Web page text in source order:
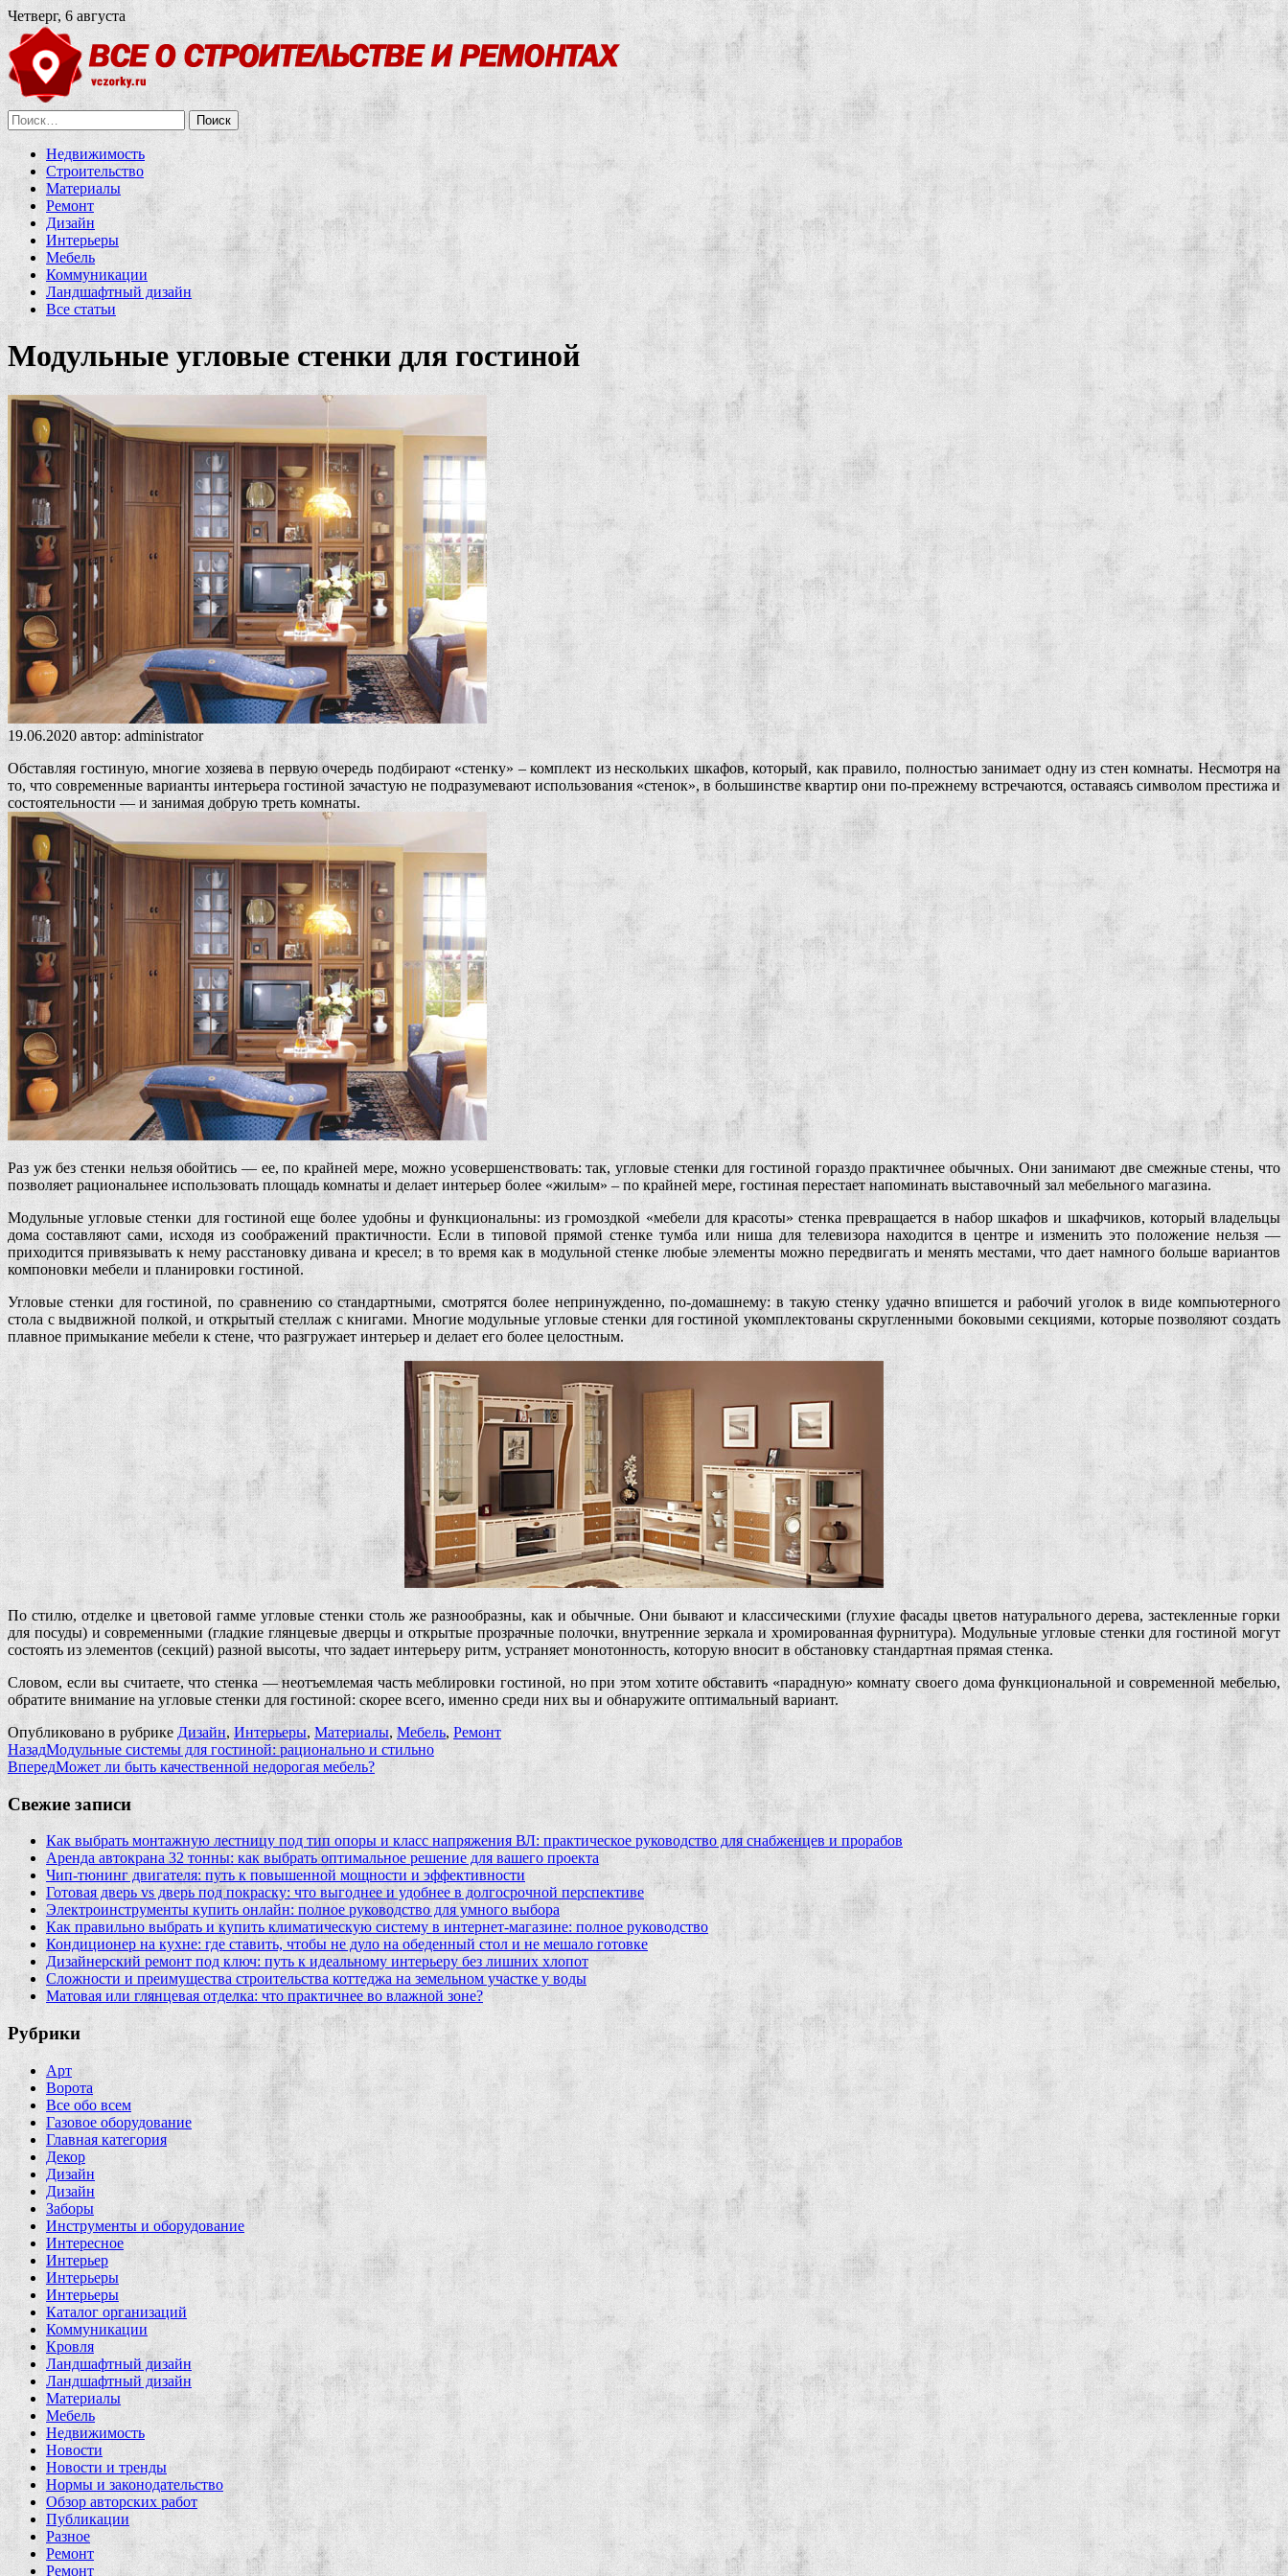
Четверг, 6 августа
Найти:
Недвижимость
Строительство
Материалы
Ремонт
Дизайн
Интерьеры
Мебель
Коммуникации
Ландшафтный дизайн
Все статьи
Модульные угловые стенки для гостиной
19.06.2020 автор: administrator
Обставляя гостиную, многие хозяева в первую очередь подбирают «стенку» – комплект из нескольких шкафов, который, как правило, полностью занимает одну из стен комнаты. Несмотря на
то, что современные варианты интерьера гостиной зачастую не подразумевают использования «стенок», в большинстве квартир они по-прежнему встречаются, оставаясь символом престижа и
состоятельности — и занимая добрую треть комнаты.
Раз уж без стенки нельзя обойтись — ее, по крайней мере, можно усовершенствовать: так, угловые стенки для гостиной гораздо практичнее обычных. Они занимают две смежные стены, что
позволяет рациональнее использовать площадь комнаты и делает интерьер более «жилым» – по крайней мере, гостиная перестает напоминать выставочный зал мебельного магазина.
Модульные угловые стенки для гостиной еще более удобны и функциональны: из громоздкой «мебели для красоты» стенка превращается в набор шкафов и шкафчиков, который владельцы
дома составляют сами, исходя из соображений практичности. Если в типовой прямой стенке тумба или ниша для телевизора находится в центре и изменить это положение нельзя —
приходится привязывать к нему расстановку дивана и кресел; в то время как в модульной стенке любые элементы можно передвигать и менять местами, что дает намного больше вариантов
компоновки мебели и планировки гостиной.
Угловые стенки для гостиной, по сравнению со стандартными, смотрятся более непринужденно, по-домашнему: в такую стенку удачно впишется и рабочий уголок в виде компьютерного
стола с выдвижной полкой, и открытый стеллаж с книгами. Многие модульные угловые стенки для гостиной укомплектованы скругленными боковыми секциями, которые позволяют создать
плавное примыкание мебели к стене, что разгружает интерьер и делает его более целостным.
По стилю, отделке и цветовой гамме угловые стенки столь же разнообразны, как и обычные. Они бывают и классическими (глухие фасады цветов натурального дерева, застекленные горки
для посуды) и современными (гладкие глянцевые дверцы и открытые прозрачные полочки, внутренние зеркала и хромированная фурнитура). Модульные угловые стенки для гостиной могут
состоять из элементов (секций) разной высоты, что задает интерьеру ритм, устраняет монотонность, которую вносит в обстановку стандартная прямая стенка.
Словом, если вы считаете, что стенка — неотъемлемая часть меблировки гостиной, но при этом хотите обставить «парадную» комнату своего дома функциональной и современной мебелью,
обратите внимание на угловые стенки для гостиной: скорее всего, именно среди них вы и обнаружите оптимальный вариант.
Опубликовано в рубрике Дизайн,Интерьеры,Материалы,Мебель, Ремонт
НазадМодульные системы для гостиной: рационально и стильно
ВпередМожет ли быть качественной недорогая мебель?
Свежие записи
Как выбрать монтажную лестницу под тип опоры и класс напряжения ВЛ: практическое руководство для снабженцев и прорабов
Аренда автокрана 32 тонны: как выбрать оптимальное решение для вашего проекта
Чип‑тюнинг двигателя: путь к повышенной мощности и эффективности
Готовая дверь vs дверь под покраску: что выгоднее и удобнее в долгосрочной перспективе
Электроинструменты купить онлайн: полное руководство для умного выбора
Как правильно выбрать и купить климатическую систему в интернет‑магазине: полное руководство
Кондиционер на кухне: где ставить, чтобы не дуло на обеденный стол и не мешало готовке
Дизайнерский ремонт под ключ: путь к идеальному интерьеру без лишних хлопот
Сложности и преимущества строительства коттеджа на земельном участке у воды
Матовая или глянцевая отделка: что практичнее во влажной зоне?
Рубрики
Арт
Ворота
Все обо всем
Газовое оборудование
Главная категория
Декор
Дизайн
Дизайн
Заборы
Инструменты и оборудование
Интересное
Интерьер
Интерьеры
Интерьеры
Каталог организаций
Коммуникации
Кровля
Ландшафтный дизайн
Ландшафтный дизайн
Материалы
Мебель
Недвижимость
Новости
Новости и тренды
Нормы и законодательство
Обзор авторских работ
Публикации
Разное
Ремонт
Ремонт